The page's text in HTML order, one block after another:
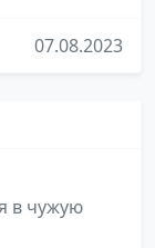
07.08.2023
в чужую